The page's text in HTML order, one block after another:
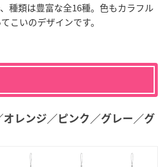
種類は豊富な全16種。色もカラフル
こいのデザインです。
レンジ／ピンク／グレー／グ